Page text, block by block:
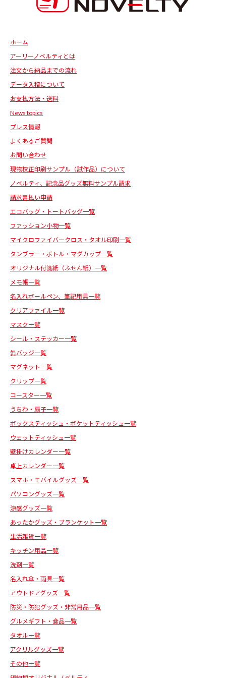
ホーム
アーリーノベルティとは
注文から納品までの流れ
データ入稿について
お支払方法・送料
News topics
プレス情報
よくあるご質問
お問い合わせ
現物校正印刷サンプル（試作品）について
ノベルティ、記念品グッズ無料サンプル請求
請求書払い申請
エコバッグ・トートバッグ一覧
ファッション小物一覧
マイクロファイバークロス・タオル印刷一覧
タンブラー・ボトル・マグカップ一覧
オリジナル付箋紙（ふせん紙）一覧
メモ帳一覧
名入れボールペン、筆記用具一覧
クリアファイル一覧
マスク一覧
シール・ステッカー一覧
缶バッジ一覧
マグネット一覧
クリップ一覧
コースター一覧
うちわ・扇子一覧
ボックスティッシュ・ポケットティッシュ一覧
ウェットティッシュ一覧
壁掛けカレンダー一覧
卓上カレンダー一覧
スマホ・モバイルグッズ一覧
パソコングッズ一覧
涼感グッズ一覧
あったかグッズ・ブランケット一覧
生活雑貨一覧
キッチン用品一覧
洗剤一覧
名入れ傘・雨具一覧
アウトドアグッズ一覧
防災・防犯グッズ・非常用品一覧
グルメギフト・食品一覧
タオル一覧
アクリルグッズ一覧
その他一覧